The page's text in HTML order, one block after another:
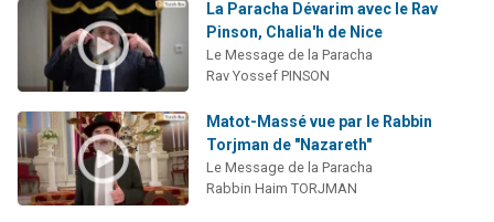
La Paracha Dévarim avec le Rav
Pinson, Chalia'h de Nice
Le Message de la Paracha
Rav Yossef PINSON
Matot-Massé vue par le Rabbin
Torjman de "Nazareth"
Le Message de la Paracha
Rabbin Haim TORJMAN